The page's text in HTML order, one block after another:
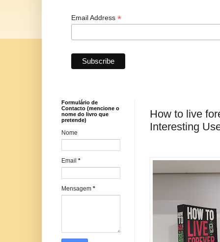
Email Address *
How to live
Interesting
Formulário de
Contacto (mencione o
nome do livro que
pretende)
Nome
Email *
Mensagem *